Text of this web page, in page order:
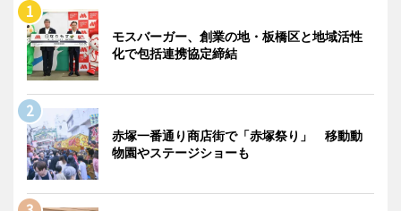
モスバーガー、創業の地・板橋区と地域活性
化で包括連携協定締結
赤塚一番通り商店街で「赤塚祭り」 移動動
物園やステージショーも